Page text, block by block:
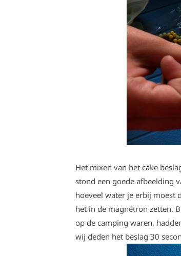
Het mixen van het cake
stond een goede afbeelding
hoeveel water je erbij moest
het in de magnetron zetten.
op de camping waren,
wij deden het beslag 30